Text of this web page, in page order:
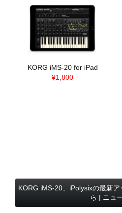
KORG iMS-20 for iPad
¥1,800
KORG iMS-20、iPolysixの最新
ら | ニュ